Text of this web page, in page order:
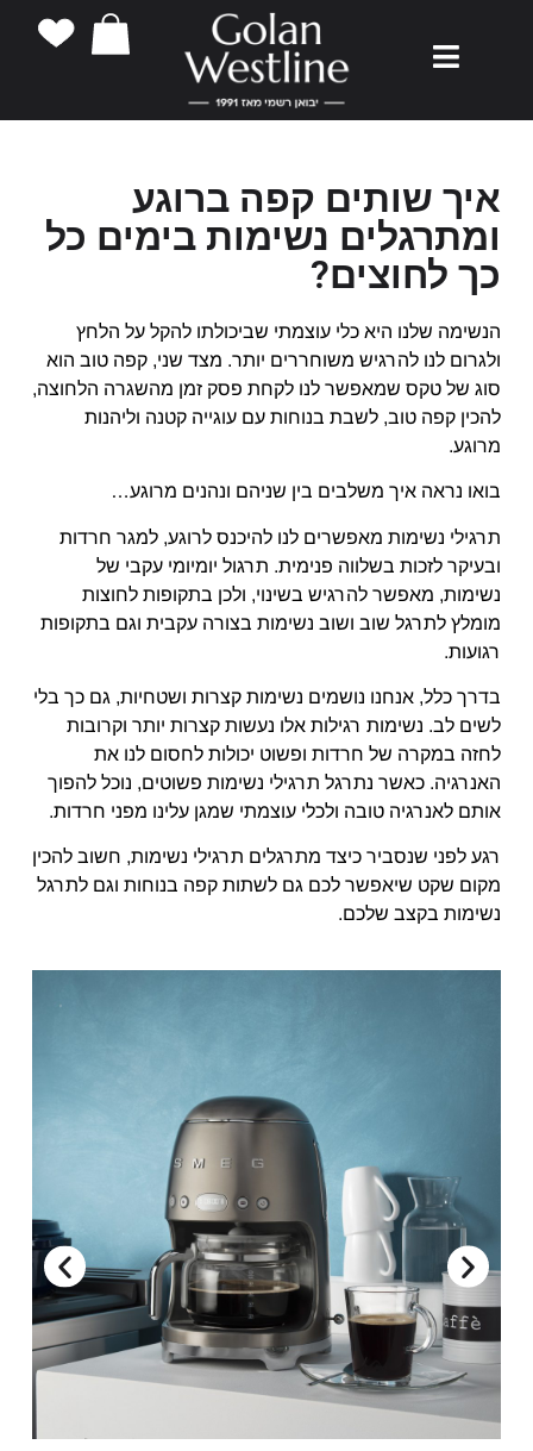
איך שותים קפה ברוגע
ומתרגלים נשימות בימים כל
כך לחוצים?
הנשימה שלנו היא כלי עוצמתי שביכולתו להקל על הלחץ
ולגרום לנו להרגיש משוחררים יותר. מצד שני, קפה טוב הוא
סוג של טקס שמאפשר לנו לקחת פסק זמן מהשגרה הלחוצה,
להכין קפה טוב, לשבת בנוחות עם עוגייה קטנה וליהנות
מרוגע.
בואו נראה איך משלבים בין שניהם ונהנים מרוגע…
תרגילי נשימות מאפשרים לנו להיכנס לרוגע, למגר חרדות
ובעיקר לזכות בשלווה פנימית. תרגול יומיומי עקבי של
נשימות, מאפשר להרגיש בשינוי, ולכן בתקופות לחוצות
מומלץ לתרגל שוב ושוב נשימות בצורה עקבית וגם בתקופות
רגועות.
בדרך כלל, אנחנו נושמים נשימות קצרות ושטחיות, גם כך בלי
לשים לב. נשימות רגילות אלו נעשות קצרות יותר וקרובות
לחזה במקרה של חרדות ופשוט יכולות לחסום לנו את
האנרגיה. כאשר נתרגל תרגילי נשימות פשוטים, נוכל להפוך
אותם לאנרגיה טובה ולכלי עוצמתי שמגן עלינו מפני חרדות.
רגע לפני שנסביר כיצד מתרגלים תרגילי נשימות, חשוב להכין
מקום שקט שיאפשר לכם גם לשתות קפה בנוחות וגם לתרגל
נשימות בקצב שלכם.